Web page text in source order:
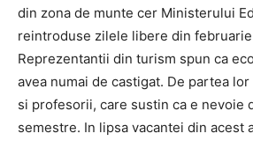
din zona de munte cer Ministerului
reintroduse zilele libere din
Reprezentantii din turism spun ca
avea numai de castigat. De partea
si profesorii, care sustin ca e nevoie
semestre. In lipsa vacantei din acest